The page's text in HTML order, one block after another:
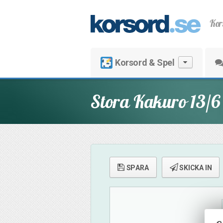
Korsord & Spel
Stora Kakuro 13/6
SPARA SKICKA IN